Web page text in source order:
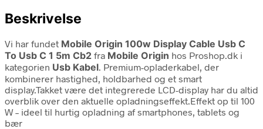
Beskrivelse
Vi har fundet Mobile Origin 100w Display Cable Usb C
To Usb C 1 5m Cb2 fra Mobile Origin hos Proshop.dk i
kategorien Usb Kabel. Premium-opladerkabel, der
kombinerer hastighed, holdbarhed og et smart
display.Takket være det integrerede LCD-display har du altid
overblik over den aktuelle opladningseffekt.Effekt op til 100
W – ideel til hurtig opladning af smartphones, tablets og
bær